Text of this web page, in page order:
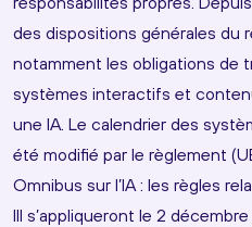
des dispositions générales du
notamment les obligations de
systèmes interactifs et
une IA. Le calendrier des
été modifié par le règlement
Omnibus sur l’IA : les règles
III s’appliqueront le 2